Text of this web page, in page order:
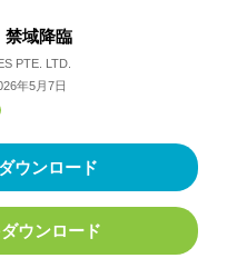
禁域降臨
PTE. LTD.
年5月7日
ウンロード
ウンロード